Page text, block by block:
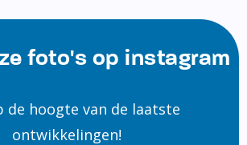
foto's op instagram
de hoogte van de laatste
ontwikkelingen!